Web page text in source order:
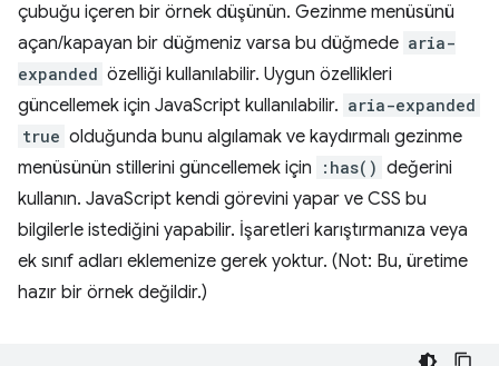
çubuğu içeren bir örnek düşünün. Gezinme menüsünü
açan/kapayan bir düğmeniz varsa bu düğmede aria-
expanded özelliği kullanılabilir. Uygun özellikleri
güncellemek için JavaScript kullanılabilir. aria-expanded
true olduğunda bunu algılamak ve kaydırmalı gezinme
menüsünün stillerini güncellemek için
:has() değerini
kullanın. JavaScript kendi görevini yapar ve CSS bu
bilgilerle istediğini yapabilir. İşaretleri karıştırmanıza veya
ek sınıf adları eklemenize gerek yoktur. (Not: Bu, üretime
hazır bir örnek değildir.)